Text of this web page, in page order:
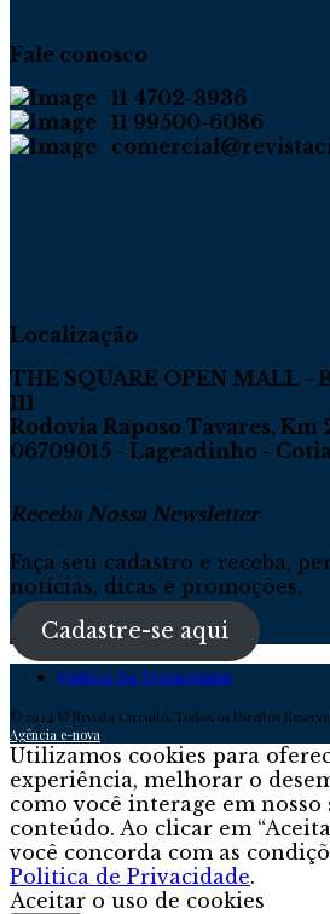
Fale conosco
11 4702-3936
11 99500-6086
Localização
THE SQUARE OPEN MALL -
111
Rodovia Raposo Tavares, Km
06709015 - Lageadinho -
Receba Nossa Newsletter
Faça seu cadastro e receba,
notícias, dicas e promoções.
Cadastre-se aqui
Política De Privacidade
© 2024 © Revista Circuito. Todos os Direitos
Agência e-nova
Utilizamos cookies para
experiência, melhorar o
como você interage em
conteúdo. Ao clicar em
você concorda com as
Politica de Privacidade.
Aceitar o uso de cookies